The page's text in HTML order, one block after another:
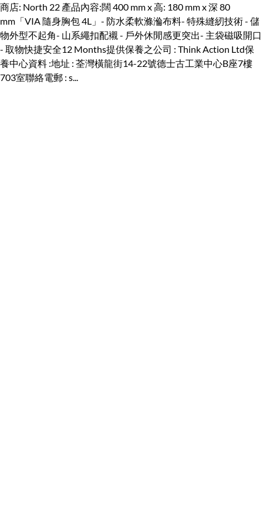
商店: North 22 產品內容:闊 400 mm x 高: 180 mm x 深 80
mm「VIA 隨身胸包 4L」- 防水柔軟滌溣布料- 特殊縫紉技術 - 儲
物外型不起角- 山系繩扣配襯 - 戶外休閒感更突出- 主袋磁吸開口
- 取物快捷安全12 Months提供保養之公司 : Think Action Ltd保
養中心資料 :地址 : 荃灣橫龍街14-22號德士古工業中心B座7樓
703室聯絡電郵 : s...